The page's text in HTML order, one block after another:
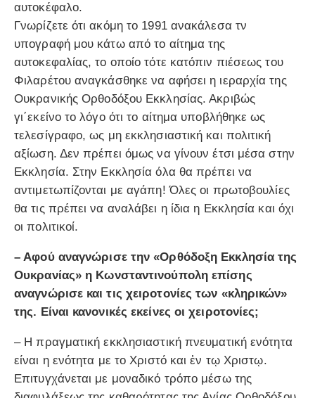
αυτοκέφαλο.
Γνωρίζετε ότι ακόμη το 1991 ανακάλεσα τν
υπογραφή μου κάτω από το αίτημα της
αυτοκεφαλίας, το οποίο τότε κατόπιν πιέσεως του
Φιλαρέτου αναγκάσθηκε να αφήσει η ιεραρχία της
Ουκρανικής Ορθοδόξου Εκκλησίας. Ακριβώς
γι΄εκείνο το λόγο ότι το αίτημα υποβλήθηκε ως
τελεσίγραφο, ως μη εκκλησιαστική και πολιτική
αξίωση. Δεν πρέπει όμως να γίνουν έτσι μέσα στην
Εκκλησία. Στην Εκκλησία όλα θα πρέπει να
αντιμετωπίζονται με αγάπη! Όλες οι πρωτοβουλίες
θα τις πρέπει να αναλάβει η ίδια η Εκκλησία και όχι
οι πολιτικοί.
– Αφού αναγνώρισε την «Ορθόδοξη Εκκλησία της
Ουκρανίας» η Κωνσταντινούπολη επίσης
αναγνώρισε και τις χειροτονίες των «κληρικών»
της. Είναι κανονικές εκείνες οι χειροτονίες;
– Η πραγματική εκκλησιαστική πνευματική ενότητα
είναι η ενότητα με το Χριστό και ἐν τῳ Χριστῳ.
Επιτυγχάνεται με μοναδικό τρόπο μέσω της